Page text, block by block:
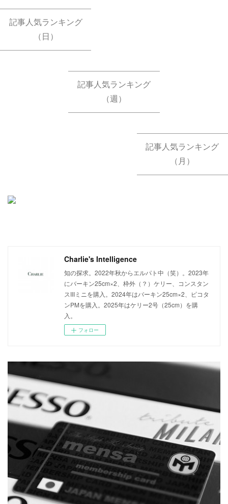
記事人気ランキング
（日）
記事人気ランキング
（週）
記事人気ランキング
（月）
Charlie's Intelligence
知の探求。2022年秋からエルパト中（笑）。2023年
にバーキン25cm×2、枠外（？）ケリー、コンスタン
スIIIミニを購入。2024年はバーキン25cm×2、ピコタ
ンPMを購入。2025年はケリー2号（25cm）を購
入。
フォロー